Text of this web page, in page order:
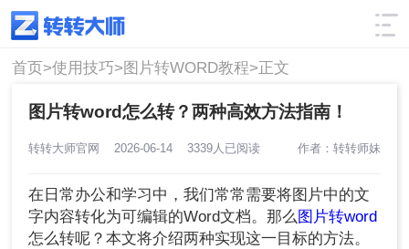
使用技巧 筛选
首页>使用技巧>图片转WORD教程>正文
图片转word怎么转？两种高效方法指南！
转转大师官网 2026-06-14 3339人已阅读 作者：转转师妹
在日常办公和学习中，我们常常需要将图片中的文
字内容转化为可编辑的Word文档。那么 图片转word
怎么转呢？本文将介绍两种实现这一目标的方法。